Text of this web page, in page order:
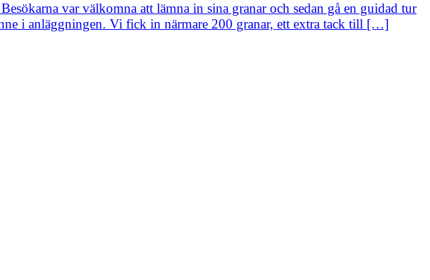
var välkomna att lämna in sina granar och sedan gå en guidad tur
i anläggningen. Vi fick in närmare 200 granar, ett extra tack till […]